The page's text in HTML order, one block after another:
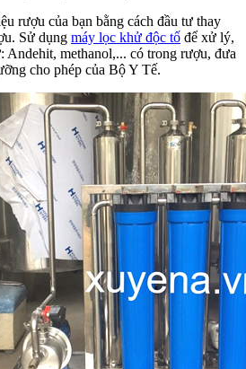
rượu của bạn bằng cách đầu tư thay
Sử dụng máy lọc khử độc tố để xử lý,
Andehit, methanol,... có trong rượu, đưa
cho phép của Bộ Y Tế.